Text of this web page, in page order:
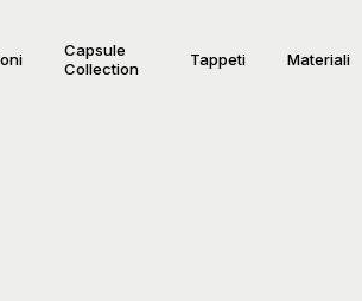
Capsule
Collection
Tappeti Materiali